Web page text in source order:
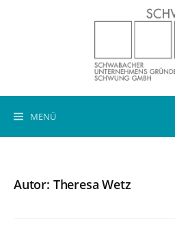
MENÜ
Autor: Theresa Wetz